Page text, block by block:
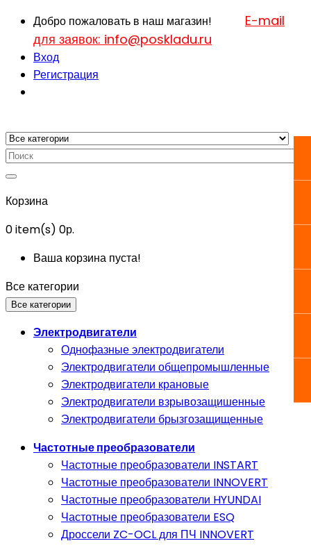
Добро пожаловать в наш магазин! E-mail
для заявок: info@poskladu.ru
Вход
Регистрация
Корзина
0item(s) 0р.
Ваша корзина пуста!
Все категории
Все категории
Электродвигатели
Однофазные электродвигатели
Электродвигатели общепромышленные
Электродвигатели крановые
Электродвигатели взрывозащишенные
Электродвигатели брызгозащищенные
Частотные преобразователи
Частотные преобразователи INSTART
Частотные преобразователи INNOVERT
Частотные преобразователи HYUNDAI
Частотные преобразователи ESQ
Дроссели ZC-OCL для ПЧ INNOVERT